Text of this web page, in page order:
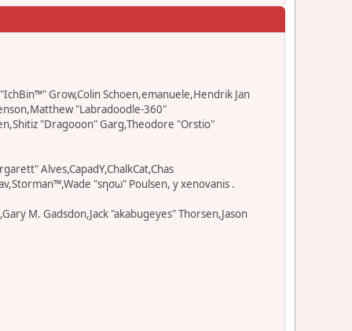
Grow,Colin Schoen,emanuele,Hendrik Jan
"Labradoodle-360"
"Dragooon" Garg,Theodore "Orstio"
Alves,CapadY,ChalkCat,Chas
"sησω" Poulsen, y xenovanis .
M. Gadsdon,Jack "akabugeyes" Thorsen,Jason